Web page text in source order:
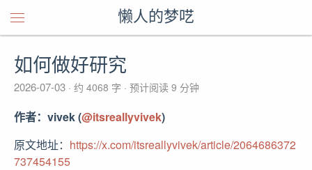
懒人的梦呓
如何做好研究
2026-07-03 约 4068 字 预计阅读 9 分钟
作者：vivek (@itsreallyvivek)
原文地址： https://x.com/itsreallyvivek/article/2064686372
737454155